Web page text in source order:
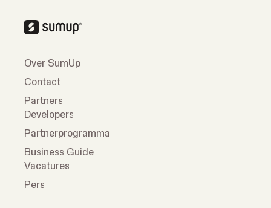
Over SumUp
Contact
Partners
Developers
Partnerprogramma
Business Guide
Vacatures
Pers